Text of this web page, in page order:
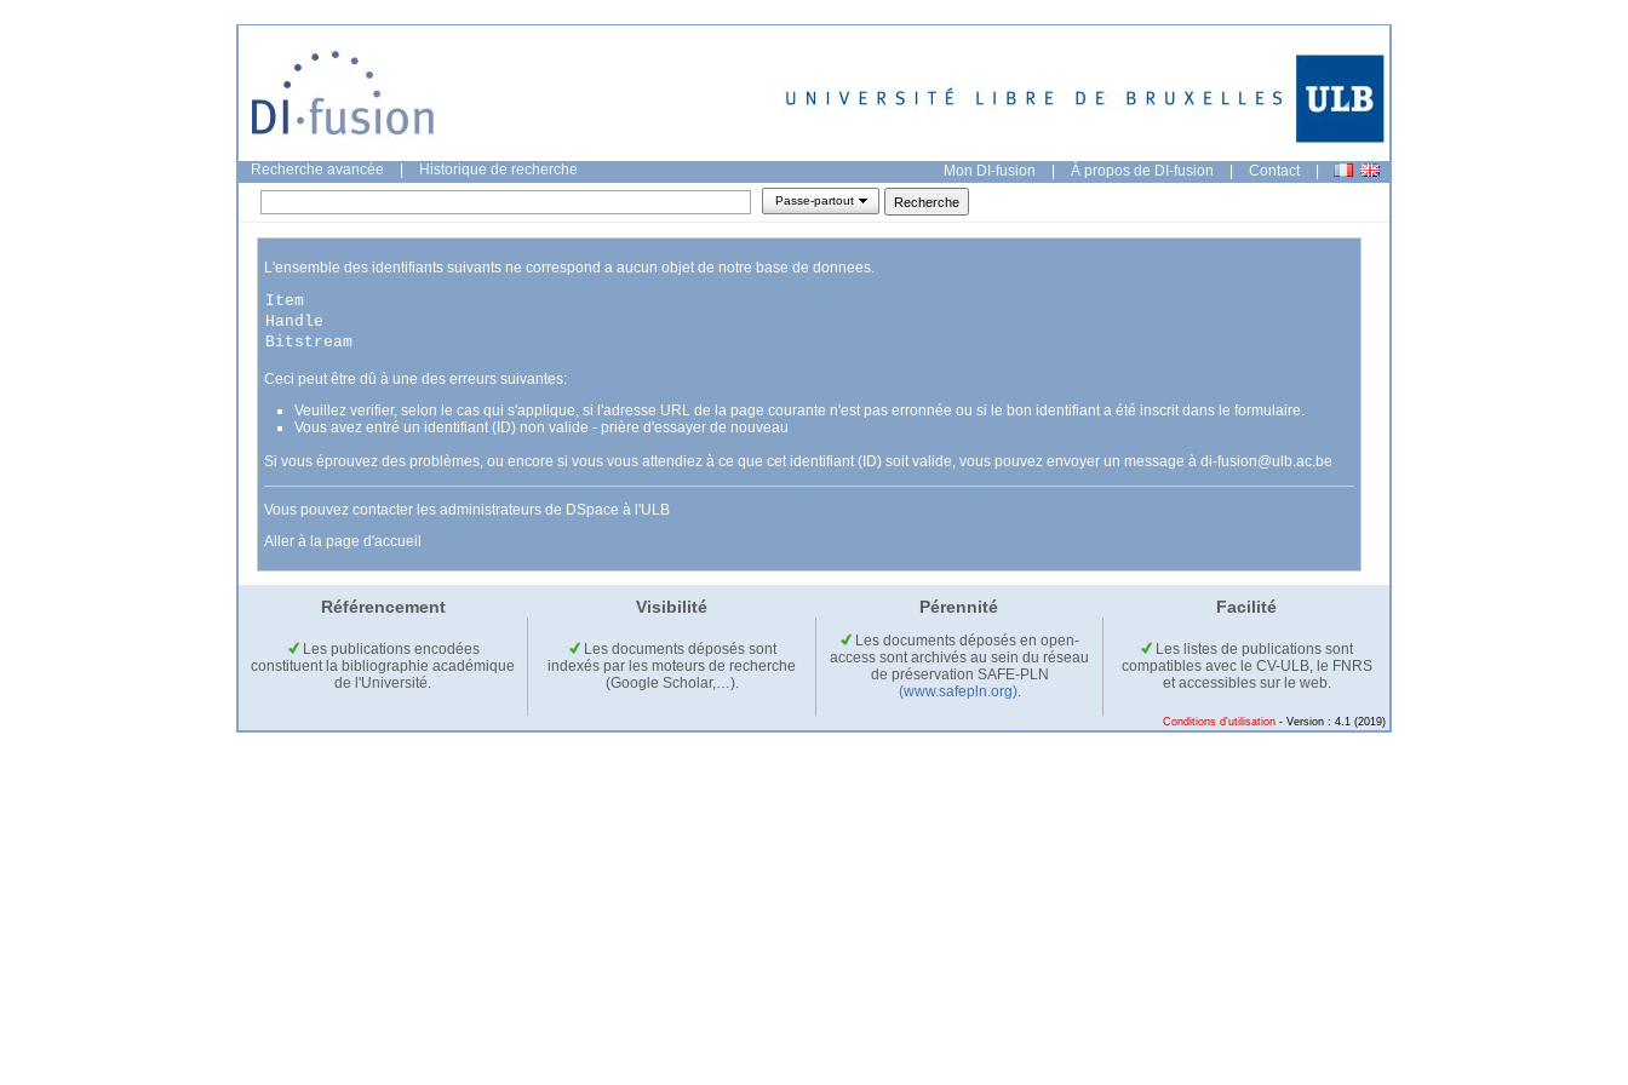
Recherche avancée Historique de recherche Mon DI-fusion | À propos de DI-fusion | Contact |
Passe-partout
L'ensemble des identifiants suivants ne correspond a aucun objet de notre base de donnees.
Item
Handle
Bitstream
Ceci peut être dû à une des erreurs suivantes:
Veuillez verifier, selon le cas qui s'applique, si l'adresse URL de la page courante n'est pas erronnée ou si le bon identifiant a été inscrit dans le formulaire.
Vous avez entré un identifiant (ID) non valide - prière d'essayer de nouveau
Si vous éprouvez des problèmes, ou encore si vous vous attendiez à ce que cet identifiant (ID) soit valide, vous pouvez envoyer un message à di-fusion@ulb.ac.be
Vous pouvez contacter les administrateurs de DSpace à l'ULB
Aller à la page d'accueil
Référencement Visibilité Pérennité Facilité
Les publications encodées
constituent la bibliographie académique
de l'Université.
Les documents déposés sont
indexés par les moteurs de recherche
(Google Scholar,…).
Les documents déposés en open-
access sont archivés au sein du réseau
de préservation SAFE-PLN
(www.safepln.org).
Les listes de publications sont
compatibles avec le CV-ULB, le FNRS
et accessibles sur le web.
Conditions d'utilisation - Version : 4.1 (2019)